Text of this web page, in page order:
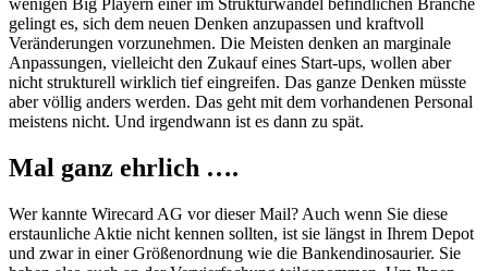
wenigen Big Playern einer im Strukturwandel befindlichen Branche
gelingt es, sich dem neuen Denken anzupassen und kraftvoll
Veränderungen vorzunehmen. Die Meisten denken an marginale
Anpassungen, vielleicht den Zukauf eines Start-ups, wollen aber
nicht strukturell wirklich tief eingreifen. Das ganze Denken müsste
aber völlig anders werden. Das geht mit dem vorhandenen Personal
meistens nicht. Und irgendwann ist es dann zu spät.
Mal ganz ehrlich ….
Wer kannte Wirecard AG vor dieser Mail? Auch wenn Sie diese
erstaunliche Aktie nicht kennen sollten, ist sie längst in Ihrem Depot
und zwar in einer Größenordnung wie die Bankendinosaurier. Sie